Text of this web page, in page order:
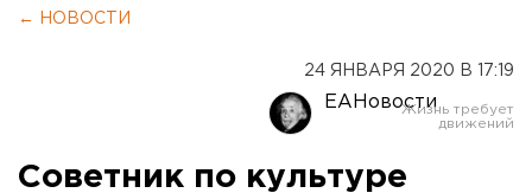
← НОВОСТИ
24 ЯНВАРЯ 2020 В 17:19
ЕАНовости
Советник по культуре